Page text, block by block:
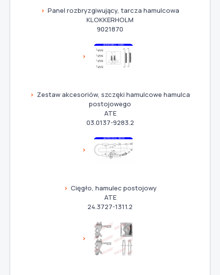
Panel rozbryzgiwujący, tarcza hamulcowa
KLOKKERHOLM
9021870
Zestaw akcesoriów, szczęki hamulcowe hamulca
postojowego
ATE
03.0137-9283.2
Cięgło, hamulec postojowy
ATE
24.3727-1311.2